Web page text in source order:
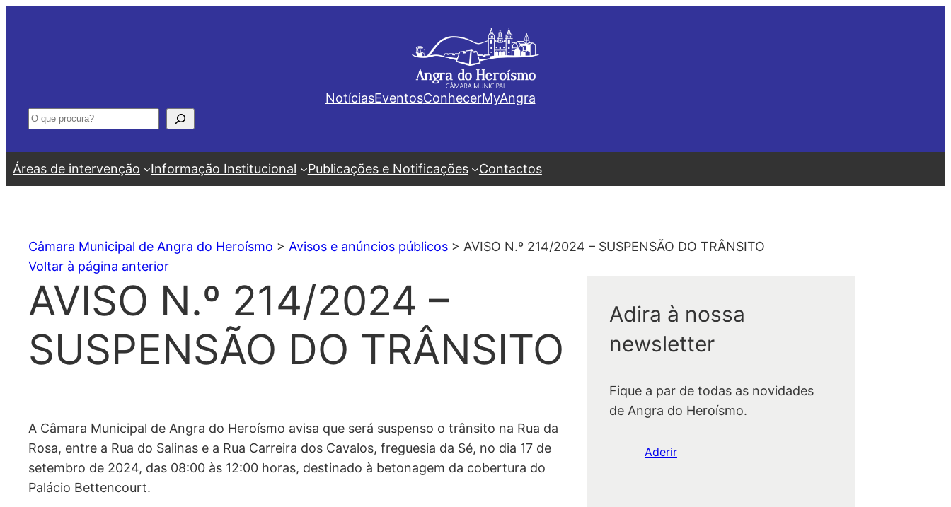
NotíciasEventosConhecerMyAngra
Pesquisar
Áreas de intervenção Informação Institucional Publicações e Notificações Contactos
Câmara Municipal de Angra do Heroísmo > Avisos e anúncios públicos > AVISO N.º 214/2024 – SUSPENSÃO DO TRÂNSITO
Voltar à página anterior
AVISO N.º 214/2024 –
SUSPENSÃO DO TRÂNSITO
A Câmara Municipal de Angra do Heroísmo avisa que será suspenso o trânsito na Rua da
Rosa, entre a Rua do Salinas e a Rua Carreira dos Cavalos, freguesia da Sé, no dia 17 de
setembro de 2024, das 08:00 às 12:00 horas, destinado à betonagem da cobertura do
Palácio Bettencourt.
Adira à nossa
newsletter
Fique a par de todas as novidades
de Angra do Heroísmo.
Aderir